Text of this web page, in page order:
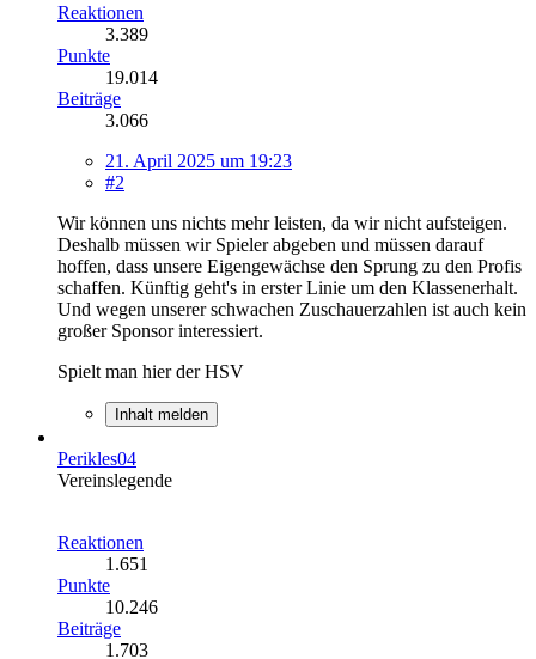
Reaktionen
3.389
Punkte
19.014
Beiträge
3.066
21. April 2025 um 19:23
#2
Wir können uns nichts mehr leisten, da wir nicht aufsteigen.
Deshalb müssen wir Spieler abgeben und müssen darauf
hoffen, dass unsere Eigengewächse den Sprung zu den Profis
schaffen. Künftig geht's in erster Linie um den Klassenerhalt.
Und wegen unserer schwachen Zuschauerzahlen ist auch kein
großer Sponsor interessiert.
Spielt man hier der HSV
Inhalt melden
Perikles04
Vereinslegende
Reaktionen
1.651
Punkte
10.246
Beiträge
1.703